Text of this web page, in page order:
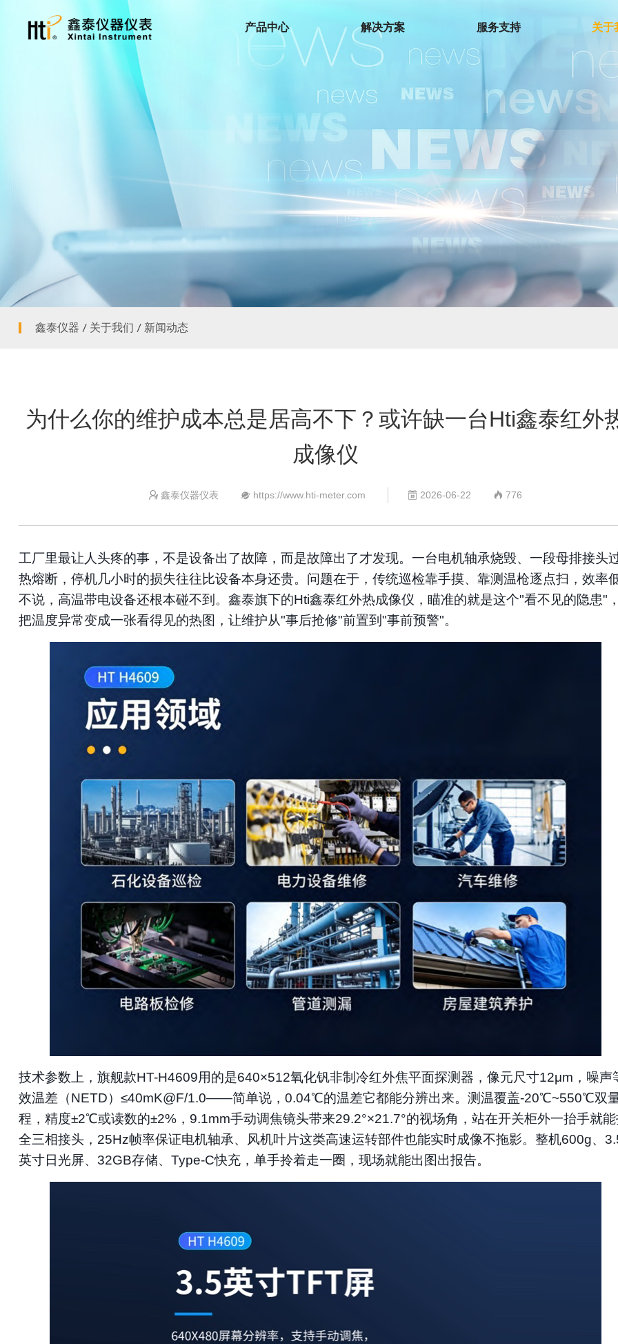
产品中心
红外测温仪
双激光红外测温仪
高温红外测温仪
迷你红外测温仪
测绘测距仪
激光测距仪
环境测试仪
温湿度记录仪
热电偶温度计
硬度计
照度计
转速表
解决方案 服务支持
服务支持
关于
关于我们
鑫泰仪器 / 关于我们 / 新闻动态
为什么你的维护成本总是居高不下？或许缺一台Hti鑫泰红外
成像仪
 鑫泰仪器仪表  https://www.hti-meter.com  2026-06-22  776
工厂里最让人头疼的事，不是设备出了故障，而是故障出了才发现。一台电机轴承烧毁、一段母排接头
热熔断，停机几小时的损失往往比设备本身还贵。问题在于，传统巡检靠手摸、靠测温枪逐点扫，效率
不说，高温带电设备还根本碰不到。鑫泰旗下的Hti鑫泰红外热成像仪，瞄准的就是这个"看不见的隐患"，
把温度异常变成一张看得见的热图，让维护从"事后抢修"前置到"事前预警"。
技术参数上，旗舰款HT-H4609用的是640×512氧化钒非制冷红外焦平面探测器，像元尺寸12μm，噪声
效温差（NETD）≤40mK@F/1.0——简单说，0.04℃的温差它都能分辨出来。测温覆盖-20℃~550℃双
程，精度±2℃或读数的±2%，9.1mm手动调焦镜头带来29.2°×21.7°的视场角，站在开关柜外一抬手就能
全三相接头，25Hz帧率保证电机轴承、风机叶片这类高速运转部件也能实时成像不拖影。整机600g、
英寸日光屏、32GB存储、Type-C快充，单手拎着走一圈，现场就能出图出报告。